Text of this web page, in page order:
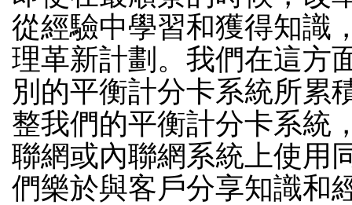
從經驗中學習和獲得知識
理革新計劃。我們在這方
別的平衡計分卡系統所累
整我們的平衡計分卡系統
聯網或內聯網系統上使用
們樂於與客戶分享知識和